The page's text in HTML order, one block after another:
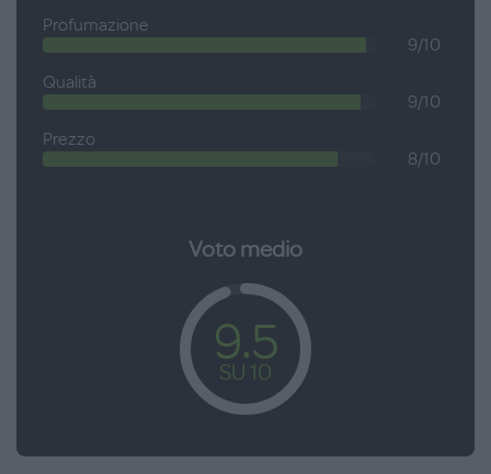
Profumazione
9/10
Qualità
9/10
Prezzo
8/10
Voto medio
9.5
SU 10